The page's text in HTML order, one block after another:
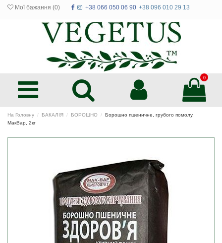
Мої бажання (0) +38 066 050 06 90 +38 096 010 29 13
0
На Головну БАКАЛІЯ БОРОШНО
Борошно пшеничне, грубого помолу,
МакВар, 2кг